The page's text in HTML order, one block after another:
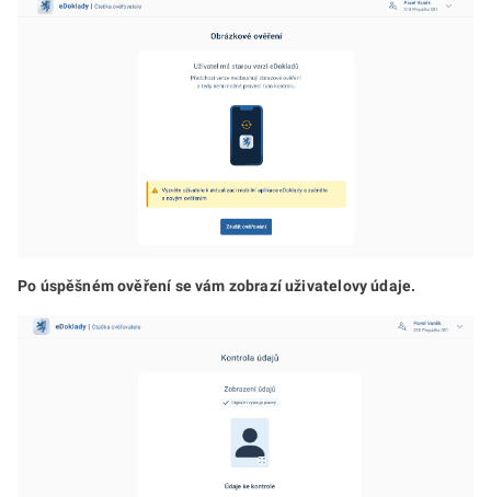
Po úspěšném ověření se vám zobrazí uživatelovy údaje.